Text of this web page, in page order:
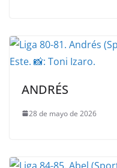
ANDRÉS
28 de mayo de 2026